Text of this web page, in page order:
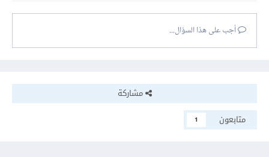
أجب على هذا السؤال...
مشاركة
متابعون
1